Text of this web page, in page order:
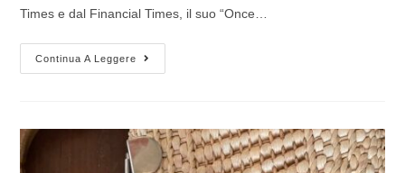
Times e dal Financial Times, il suo “Once…
Continua A Leggere